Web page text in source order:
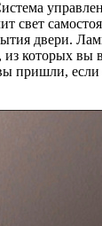
свет
двери.
из которых вы
пришли, если